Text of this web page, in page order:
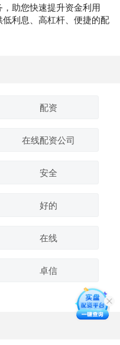
助您快速提升资金利用
利息、高杠杆、便捷的配
配资
在线配资公司
安全
好的
在线
卓信